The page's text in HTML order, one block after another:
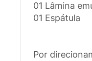
01 Lâmina
01 Espátula
Por